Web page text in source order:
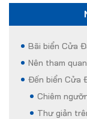
Bãi biển Cửa
Nên tham
Đến biển Cửa
Chiêm
Thư giản